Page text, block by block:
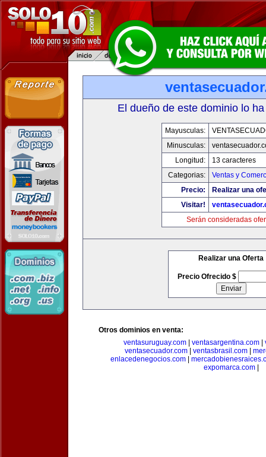
El dueño de este dominio lo
Mayusculas:
Minusculas:
Longitud:
13 caracteres
Categorias:
Ventas y
Precio:
Realizar una
Visitar!
Serán consideradas
Realizar una Oferta
Precio Ofrecido $
Otros dominios en venta:
ventasuruguay.com| ventasargentina.com|
ventasecuador.com| ventasbrasil.com|
enlacedenegocios.com|
expomarca.com|